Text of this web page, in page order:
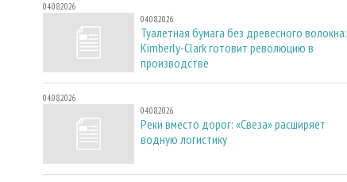
04.08.2026
04.08.2026
Туалетная бумага без древесного волокна:
Kimberly-Clark готовит революцию в
производстве
04.08.2026
04.08.2026
Реки вместо дорог: «Свеза» расширяет
водную логистику